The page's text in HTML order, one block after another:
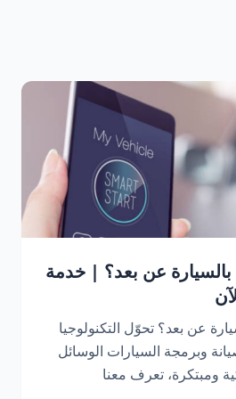
عن بعد؟ | خدمة
عن بعد؟ تحوّل التكنولوجيا
وبرمجة السيارات الوسائل
ومبتكرة، تعرف معنا